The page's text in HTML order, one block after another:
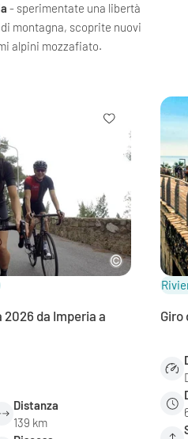
- sperimentate una libertà
montagna, scoprite nuovi
alpini mozzafiato.
2026 da Imperia a
Distanza
139 km
Giro